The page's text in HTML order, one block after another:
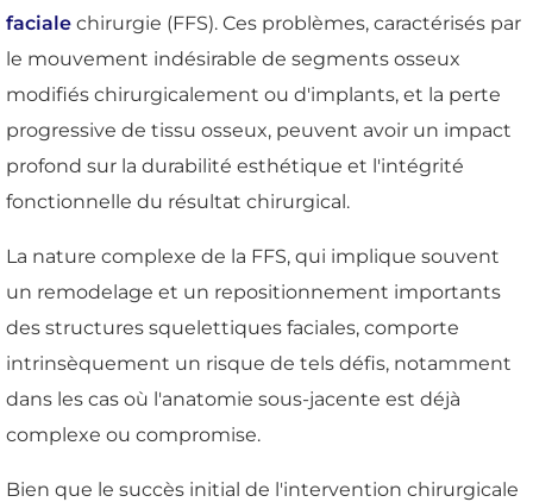
faciale chirurgie (FFS). Ces problèmes, caractérisés par
le mouvement indésirable de segments osseux
modifiés chirurgicalement ou d'implants, et la perte
progressive de tissu osseux, peuvent avoir un impact
profond sur la durabilité esthétique et l'intégrité
fonctionnelle du résultat chirurgical.
La nature complexe de la FFS, qui implique souvent
un remodelage et un repositionnement importants
des structures squelettiques faciales, comporte
intrinsèquement un risque de tels défis, notamment
dans les cas où l'anatomie sous-jacente est déjà
complexe ou compromise.
Bien que le succès initial de l'intervention chirurgicale